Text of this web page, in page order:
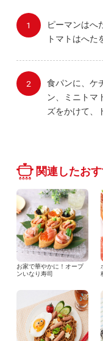
ピーマンはへ
トマトはへた
食パンに、ケ
ン、ミニトマ
ズをかけて、
関連したお
お家で華やかに！オープ
ンいなり寿司